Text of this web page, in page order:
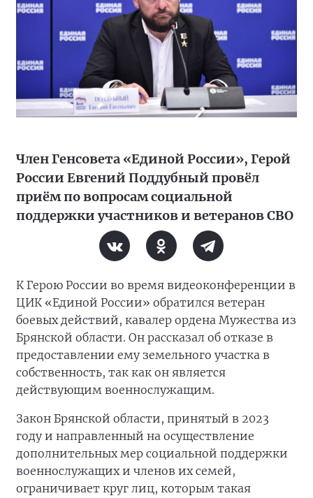
Член Генсовета «Единой России», Герой
России Евгений Поддубный провёл
приём по вопросам социальной
поддержки участников и ветеранов СВО
К Герою России во время видеоконференции в
ЦИК «Единой России» обратился ветеран
боевых действий, кавалер ордена Мужества из
Брянской области. Он рассказал об отказе в
предоставлении ему земельного участка в
собственность, так как он является
действующим военнослужащим.
Закон Брянской области, принятый в 2023
году и направленный на осуществление
дополнительных мер социальной поддержки
военнослужащих и членов их семей,
ограничивает круг лиц, которым такая